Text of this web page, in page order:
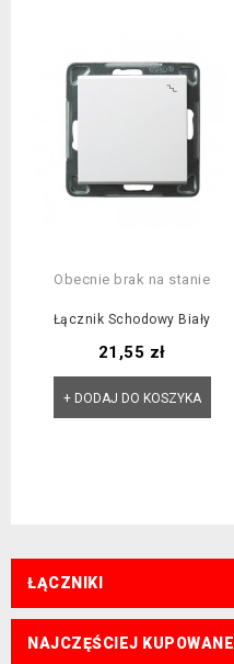
Obecnie brak na stanie
Łącznik Schodowy Biały
Cena
21,55 zł
+ DODAJ DO KOSZYKA
ŁĄCZNIKI
NAJCZĘŚCIEJ KUPOWANE